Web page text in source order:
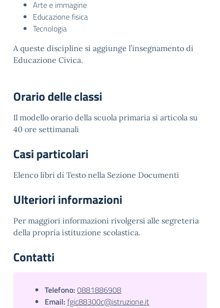
Arte e immagine
Educazione fisica
Tecnologia
A queste discipline si aggiunge l’insegnamento di
Educazione Civica.
Orario delle classi
Il modello orario della scuola primaria si articola su
40 ore settimanali
Casi particolari
Elenco libri di Testo nella Sezione Documenti
Ulteriori informazioni
Per maggiori informazioni rivolgersi alle segreteria
della propria istituzione scolastica.
Contatti
Telefono: 0881886908
Email: fgic88300c@istruzione.it